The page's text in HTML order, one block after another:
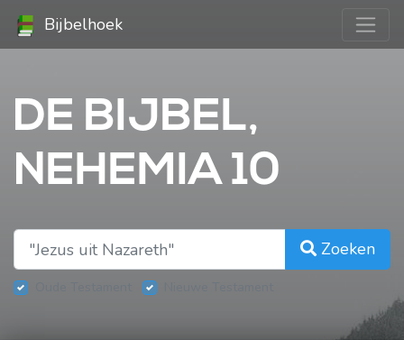
Bijbelhoek
DE BIJBEL,
NEHEMIA 10
Zoeken